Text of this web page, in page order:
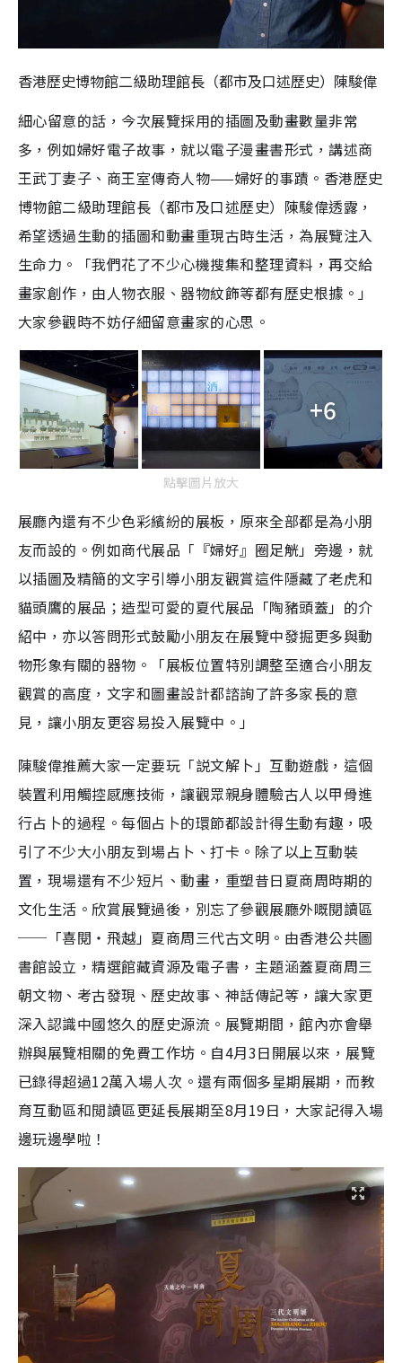
香港歷史博物館二級助理館長（都市及口述歷史）陳駿偉
細心留意的話，今次展覽採用的插圖及動畫數量非常
多，例如婦好電子故事，就以電子漫畫書形式，講述商
王武丁妻子、商王室傳奇人物——婦好的事蹟。香港歷史
博物館二級助理館長（都市及口述歷史）陳駿偉透露，
希望透過生動的插圖和動畫重現古時生活，為展覽注入
生命力。「我們花了不少心機搜集和整理資料，再交給
畫家創作，由人物衣服、器物紋飾等都有歷史根據。」
大家參觀時不妨仔細留意畫家的心思。
+6
點擊圖片放大
展廳內還有不少色彩繽紛的展板，原來全部都是為小朋
友而設的。例如商代展品「『婦好』圈足觥」旁邊，就
以插圖及精簡的文字引導小朋友觀賞這件隱藏了老虎和
貓頭鷹的展品；造型可愛的夏代展品「陶豬頭蓋」的介
紹中，亦以答問形式鼓勵小朋友在展覽中發掘更多與動
物形象有關的器物。「展板位置特別調整至適合小朋友
觀賞的高度，文字和圖畫設計都諮詢了許多家長的意
見，讓小朋友更容易投入展覽中。」
陳駿偉推薦大家一定要玩「説文解卜」互動遊戲，這個
裝置利用觸控感應技術，讓觀眾親身體驗古人以甲骨進
行占卜的過程。每個占卜的環節都設計得生動有趣，吸
引了不少大小朋友到場占卜、打卡。除了以上互動裝
置，現場還有不少短片、動畫，重塑昔日夏商周時期的
文化生活。欣賞展覽過後，別忘了參觀展廳外嘅閱讀區
──「喜閱‧飛越」夏商周三代古文明。由香港公共圖
書館設立，精選館藏資源及電子書，主題涵蓋夏商周三
朝文物、考古發現、歷史故事、神話傳記等，讓大家更
深入認識中國悠久的歷史源流。展覽期間，館內亦會舉
辦與展覽相關的免費工作坊。自4月3日開展以來，展覽
已錄得超過12萬入場人次。還有兩個多星期展期，而教
育互動區和閲讀區更延長展期至8月19日，大家記得入場
邊玩邊學啦！